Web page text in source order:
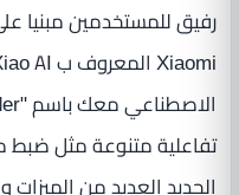
رفيق للمستخدمين مبنيا
تفاعلية متنوعة مثل ضبط
الجديد العديد من